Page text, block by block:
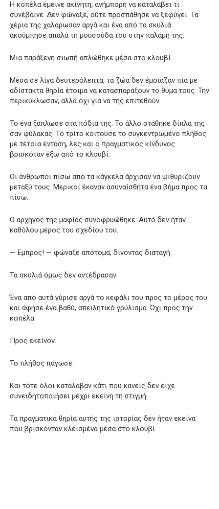
Η κοπέλα έμεινε ακίνητη, ανήμπορη να καταλάβει τι
συνέβαινε. Δεν φώναξε, ούτε προσπάθησε να ξεφύγει. Τα
χέρια της χαλάρωσαν αργά και ένα από τα σκυλιά
ακούμπησε απαλά τη μουσούδα του στην παλάμη της.
Μια παράξενη σιωπή απλώθηκε μέσα στο κλουβί.
Μέσα σε λίγα δευτερόλεπτα, τα ζώα δεν έμοιαζαν πια με
αδίστακτα θηρία έτοιμα να κατασπαράξουν το θύμα τους. Την
περικύκλωσαν, αλλά όχι για να της επιτεθούν.
Το ένα ξάπλωσε στα πόδια της. Το άλλο στάθηκε δίπλα της
σαν φύλακας. Το τρίτο κοιτούσε το συγκεντρωμένο πλήθος
με τέτοια ένταση, λες και ο πραγματικός κίνδυνος
βρισκόταν έξω από το κλουβί.
Οι άνθρωποι πίσω από τα κάγκελα άρχισαν να ψιθυρίζουν
μεταξύ τους. Μερικοί έκαναν ασυναίσθητα ένα βήμα προς τα
πίσω.
Ο αρχηγός της μαφίας συνοφρυώθηκε. Αυτό δεν ήταν
καθόλου μέρος του σχεδίου του.
— Εμπρός! — φώναξε απότομα, δίνοντας διαταγή.
Τα σκυλιά όμως δεν αντέδρασαν.
Ένα από αυτά γύρισε αργά το κεφάλι του προς το μέρος του
και άφησε ένα βαθύ, απειλητικό γρύλισμα. Όχι προς την
κοπέλα.
Προς εκείνον.
Το πλήθος πάγωσε.
Και τότε όλοι κατάλαβαν κάτι που κανείς δεν είχε
συνειδητοποιήσει μέχρι εκείνη τη στιγμή:
Τα πραγματικά θηρία αυτής της ιστορίας δεν ήταν εκείνα
που βρίσκονταν κλεισμένα μέσα στο κλουβί.